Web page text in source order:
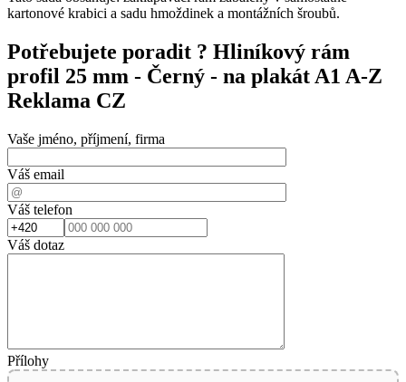
kartonové krabici a sadu hmoždinek a montážních šroubů.
Potřebujete poradit ? Hliníkový rám
profil 25 mm - Černý - na plakát A1 A-Z
Reklama CZ
Vaše jméno, příjmení, firma
Váš email
Váš telefon
Váš dotaz
Přílohy